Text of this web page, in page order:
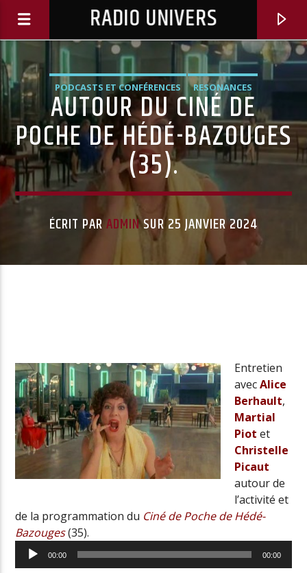
RADIO UNIVERS
Titre diffusé :
Radio Univers
PODCASTS ET CONFÉRENCES RESONANCES
AUTOUR DU CINÉ DE
POCHE DE HÉDÉ-BAZOUGES
(35).
ÉCRIT PARADMINSUR 25 JANVIER 2024
Entretien
avecAlice
Berhault,
Martial
Piot et
Christelle
Picaut
autour de
l’activité et
de la programmation du Ciné de Poche de Hédé-
Bazouges(35).
Lecteur
audio
00:00 00:00